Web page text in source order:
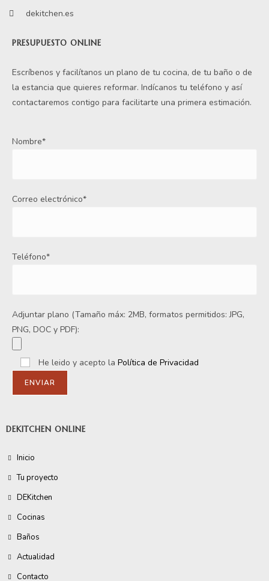
dekitchen.es
PRESUPUESTO ONLINE
Escríbenos y facilítanos un plano de tu cocina, de tu baño o de
la estancia que quieres reformar. Indícanos tu teléfono y así
contactaremos contigo para facilitarte una primera estimación.
Nombre*
Correo electrónico*
Teléfono*
Adjuntar plano (Tamaño máx: 2MB, formatos permitidos: JPG,
PNG, DOC y PDF):
He leido y acepto la Política de Privacidad
DEKITCHEN ONLINE
Inicio
Tu proyecto
DEKitchen
Cocinas
Baños
Actualidad
Contacto